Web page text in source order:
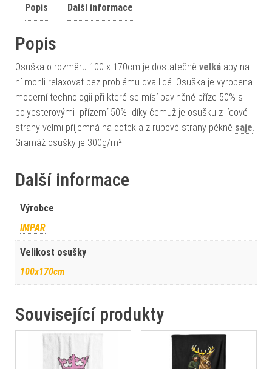
Popis Další informace
Popis
Osuška o rozměru 100 x 170cm je dostatečně velká aby na
ní mohli relaxovat bez problému dva lidé. Osuška je vyrobena
moderní technologii při které se mísí bavlněné příze 50% s
polyesterovými přízemí 50% díky čemuž je osušku z lícové
strany velmi příjemná na dotek a z rubové strany pěkně saje.
Gramáž osušky je 300g/m².
Další informace
Výrobce
IMPAR
Velikost osušky
100x170cm
Související produkty